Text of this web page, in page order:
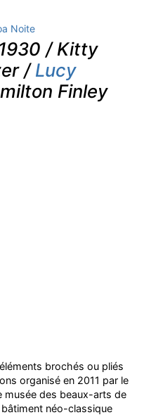
Noite
/ Kitty
/Lucy
Finley
brochés ou pliés
organisé en 2011 par le
musée des beaux-arts de
néo-classique